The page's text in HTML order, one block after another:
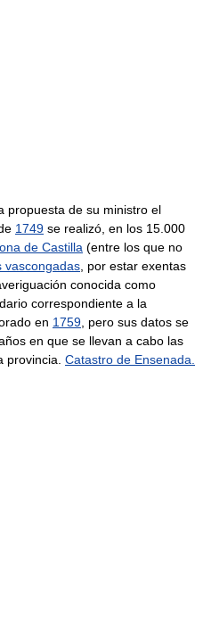
propuesta de su ministro el
1749 se realizó, en los 15.000
de Castilla (entre los que no
vascongadas, por estar exentas
conocida como
correspondiente a la
en 1759, pero sus datos se
en que se llevan a cabo las
provincia. Catastro de Ensenada.